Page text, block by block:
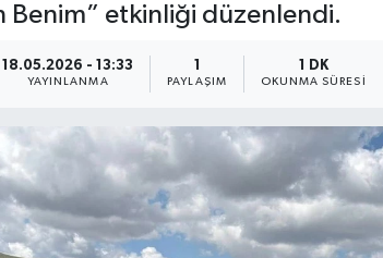
Benim” etkinliği düzenlendi.
18.05.2026 - 13:33
YAYINLANMA PAYLAŞIM
1 DK
OKUNMA SÜRESI